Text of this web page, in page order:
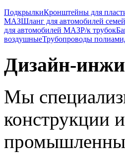
ПодкрылкиКронштейны для
МАЗШланг для автомобилей
для автомобилей МАЗР/к трубок
воздушныеТрубопроводы
Дизайн-
Мы
конструкции